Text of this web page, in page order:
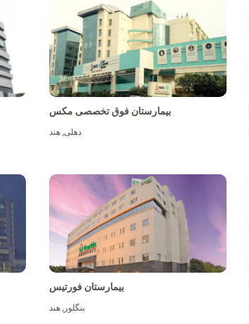
بیمارستان فوق تخصصی مکس
دهلی,هند
بیمارستان فورتیس
بنگلور,هند